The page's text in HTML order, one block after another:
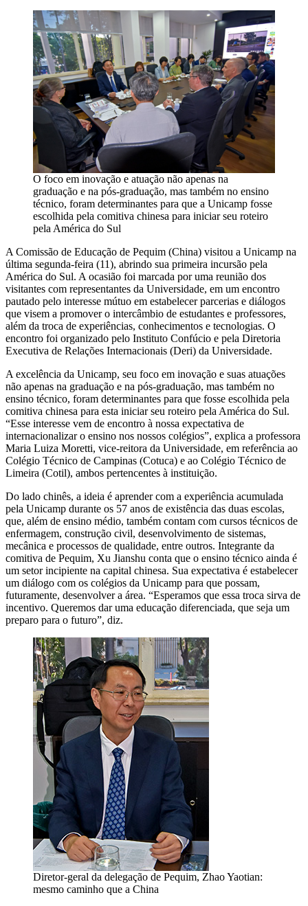
O foco em inovação e atuação não apenas na
graduação e na pós-graduação, mas também no ensino
técnico, foram determinantes para que a Unicamp fosse
escolhida pela comitiva chinesa para iniciar seu roteiro
pela América do Sul
A Comissão de Educação de Pequim (China) visitou a Unicamp na
última segunda-feira (11), abrindo sua primeira incursão pela
América do Sul. A ocasião foi marcada por uma reunião dos
visitantes com representantes da Universidade, em um encontro
pautado pelo interesse mútuo em estabelecer parcerias e diálogos
que visem a promover o intercâmbio de estudantes e professores,
além da troca de experiências, conhecimentos e tecnologias. O
encontro foi organizado pelo Instituto Confúcio e pela Diretoria
Executiva de Relações Internacionais (Deri) da Universidade.
A excelência da Unicamp, seu foco em inovação e suas atuações
não apenas na graduação e na pós-graduação, mas também no
ensino técnico, foram determinantes para que fosse escolhida pela
comitiva chinesa para esta iniciar seu roteiro pela América do Sul.
“Esse interesse vem de encontro à nossa expectativa de
internacionalizar o ensino nos nossos colégios”, explica a professora
Maria Luiza Moretti, vice-reitora da Universidade, em referência ao
Colégio Técnico de Campinas (Cotuca) e ao Colégio Técnico de
Limeira (Cotil), ambos pertencentes à instituição.
Do lado chinês, a ideia é aprender com a experiência acumulada
pela Unicamp durante os 57 anos de existência das duas escolas,
que, além de ensino médio, também contam com cursos técnicos de
enfermagem, construção civil, desenvolvimento de sistemas,
mecânica e processos de qualidade, entre outros. Integrante da
comitiva de Pequim, Xu Jianshu conta que o ensino técnico ainda é
um setor incipiente na capital chinesa. Sua expectativa é estabelecer
um diálogo com os colégios da Unicamp para que possam,
futuramente, desenvolver a área. “Esperamos que essa troca sirva de
incentivo. Queremos dar uma educação diferenciada, que seja um
preparo para o futuro”, diz.
Diretor-geral da delegação de Pequim, Zhao Yaotian:
mesmo caminho que a China